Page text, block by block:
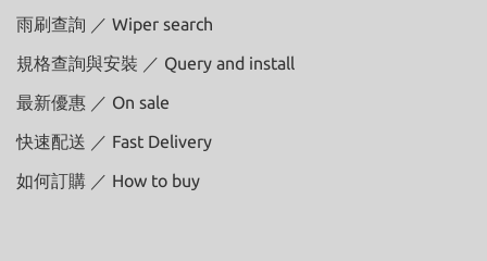
雨刷查詢 ／ Wiper search
規格查詢與安裝 ／ Query and install
最新優惠 ／ On sale
快速配送 ／ Fast Delivery
如何訂購 ／ How to buy